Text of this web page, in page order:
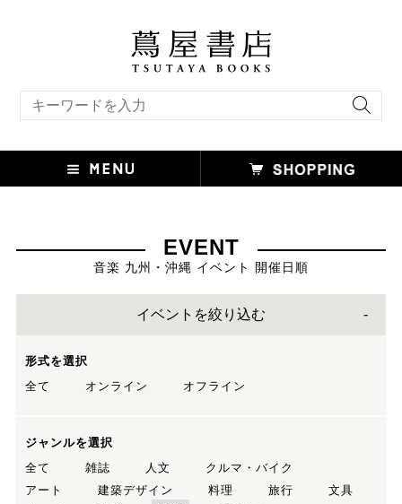
EVENT
音楽 九州・沖縄 イベント 開催日順
イベントを絞り込む
形式を選択
全て
オンライン オフライン
ジャンルを選択
全て
雑誌 人文
クルマ・バイク
アート
建築デザイン 料理 旅行
文具